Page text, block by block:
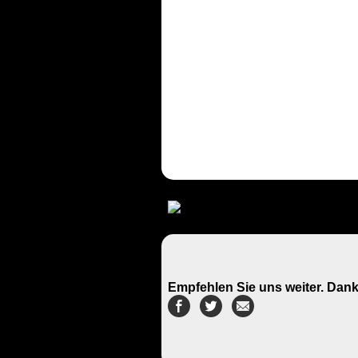
Empfehlen Sie uns weiter.